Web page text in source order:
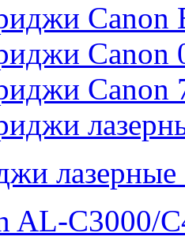
Canon
Canon
Canon
лазерные
AL-С3000/